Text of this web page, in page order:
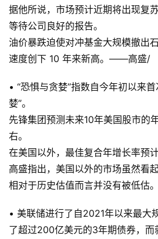
据他所说，市场预计近期将出现复
等待公司良好的报告。
油价暴跌迫使对冲基金大规模撤出
速度创下 10 年来新高。——高盛/
• “恐惧与贪婪”指数自今年初以来
婪”。
先锋集团预测未来10年美国股市的
右。
在美国以外，最佳复合年增长率预计
高盛指出，美国以外的市场虽然看
相对于历史估值而言并没有被低估。
• 美联储进行了自2021年以来最大
了超过200亿美元的3年期债券，而